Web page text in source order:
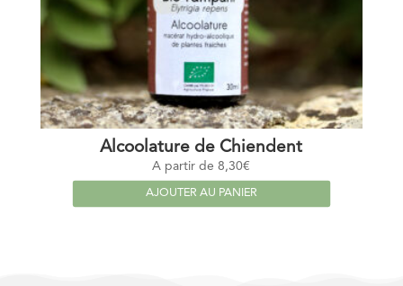
Alcoolature de Chiendent
A partir de8,30€
AJOUTER AU PANIER